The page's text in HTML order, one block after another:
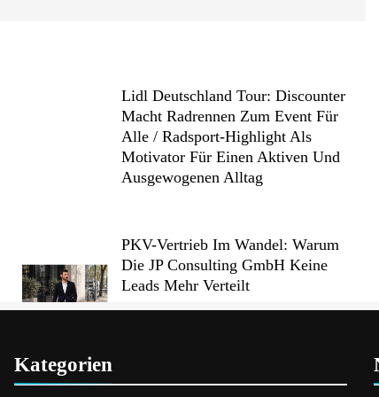
Lidl Deutschland Tour: Discounter
Macht Radrennen Zum Event Für
Alle / Radsport-Highlight Als
Motivator Für Einen Aktiven Und
Ausgewogenen Alltag
PKV-Vertrieb Im Wandel: Warum
Die JP Consulting GmbH Keine
Leads Mehr Verteilt
Kategorien